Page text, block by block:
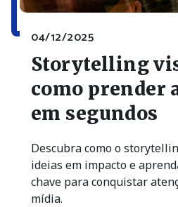
04/12/2025
Storytelling
como prender
em segundos
Descubra como o
ideias em impacto e
chave para conquistar
mídia.